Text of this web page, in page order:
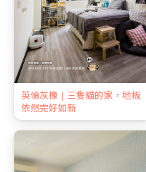
英倫灰橡｜三隻貓的家，地板
依然完好如新